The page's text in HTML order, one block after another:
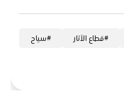
#قطاع الآثار #سياح